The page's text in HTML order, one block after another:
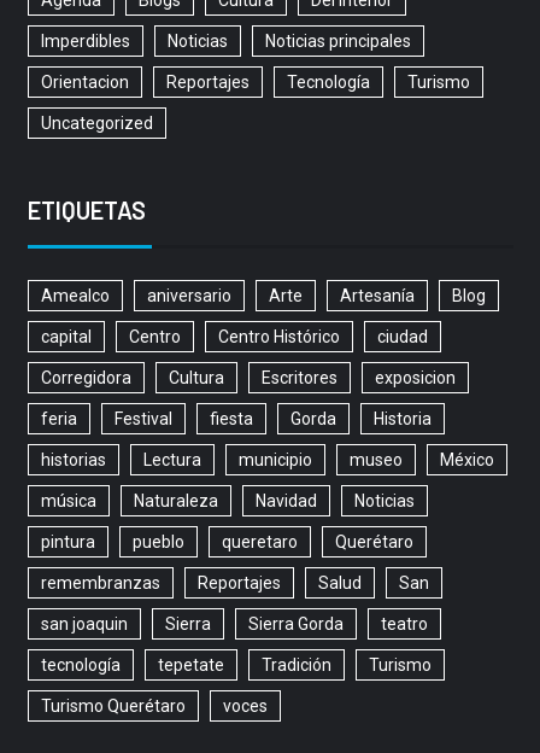
Imperdibles Noticias Noticias principales
Orientacion Reportajes Tecnología Turismo
Uncategorized
ETIQUETAS
Amealco aniversario Arte Artesanía Blog
capital Centro Centro Histórico ciudad
Corregidora Cultura Escritores exposicion
feria Festival fiesta Gorda Historia
historias Lectura municipio museo México
música Naturaleza Navidad Noticias
pintura pueblo queretaro Querétaro
remembranzas Reportajes Salud San
san joaquin Sierra Sierra Gorda teatro
tecnología tepetate Tradición Turismo
Turismo Querétaro voces